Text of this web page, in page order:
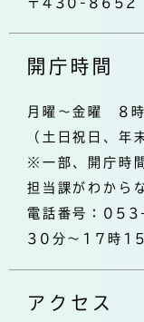
〒430-8652
開庁時間
月曜～金曜 8
（土日祝日、年
※一部、開庁時
担当課がわから
電話番号：
30分～17時15
アクセス